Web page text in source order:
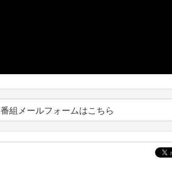
番組メールフォームはこちら